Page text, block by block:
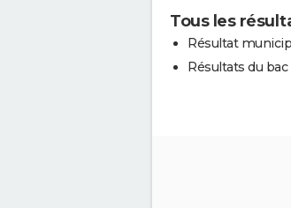
Tous les
Résultat
Résultats du bac